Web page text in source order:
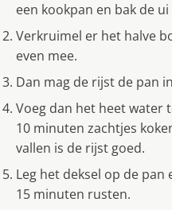
een kookpan en bak de
Verkruimel er het halve
even mee.
Dan mag de rĳst de pan
Voeg dan het heet water
10 minuten zachtjes
vallen is de rĳst goed.
Leg het deksel op de
15 minuten rusten.